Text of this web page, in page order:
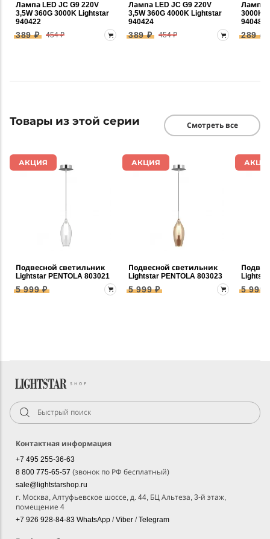
Лампа LED JC G9 220V
3,5W 360G 3000K Lightstar
940422
389 ₽ 454 ₽
Лампа LED JC G9 220V
3,5W 360G 4000K Lightstar
940424
389 ₽ 454 ₽
Лампа
3000K
940482
289 ₽
Товары из этой серии Смотреть все
АКЦИЯ
Подвесной светильник
Lightstar PENTOLA 803021
5 999 ₽
АКЦИЯ
Подвесной светильник
Lightstar PENTOLA 803023
5 999 ₽ 5 999
Контактная информация
+7 495 255-36-63
8 800 775-65-57 (звонок по РФ бесплатный)
sale@lightstarshop.ru
г. Москва, Алтуфьевское шоссе, д. 44, БЦ Альтеза, 3-й этаж,
помещение 4
+7 926 928-84-83 WhatsApp /Viber /Telegram